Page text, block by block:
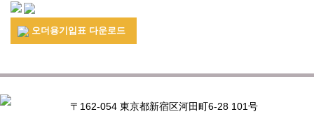
오더용기입표 다운로드
〒162-054 東京都新宿区河田町6-28 101号